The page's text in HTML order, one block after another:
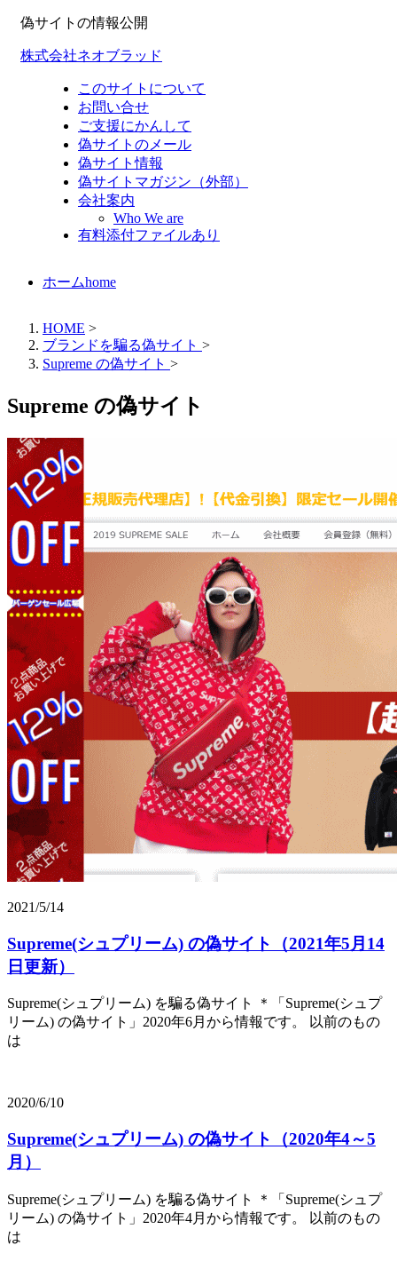
偽サイトの情報公開
株式会社ネオブラッド
このサイトについて
お問い合せ
ご支援にかんして
偽サイトのメール
偽サイト情報
偽サイトマガジン（外部）
会社案内
Who We are
有料添付ファイルあり
ホームhome
HOME >
ブランドを騙る偽サイト >
Supreme の偽サイト >
Supreme の偽サイト
2021/5/14
Supreme(シュプリーム) の偽サイト（2021年5月14
日更新）
Supreme(シュプリーム) を騙る偽サイト ＊「Supreme(シュプ
リーム) の偽サイト」2020年6月から情報です。 以前のもの
は
2020/6/10
Supreme(シュプリーム) の偽サイト（2020年4～5
月）
Supreme(シュプリーム) を騙る偽サイト ＊「Supreme(シュプ
リーム) の偽サイト」2020年4月から情報です。 以前のもの
は